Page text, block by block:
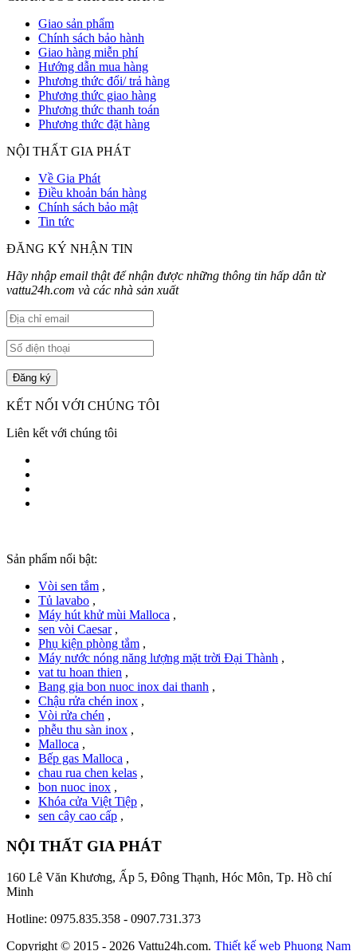
Giao sản phẩm
Chính sách bảo hành
Giao hàng miễn phí
Hướng dẫn mua hàng
Phương thức đổi/ trả hàng
Phương thức giao hàng
Phương thức thanh toán
Phương thức đặt hàng
NỘI THẤT GIA PHÁT
Về Gia Phát
Điều khoản bán hàng
Chính sách bảo mật
Tin tức
ĐĂNG KÝ NHẬN TIN
Hãy nhập email thật để nhận được những thông tin hấp dẫn từ
vattu24h.com và các nhà sản xuất
KẾT NỐI VỚI CHÚNG TÔI
Liên kết với chúng tôi
Sản phẩm nổi bật:
Vòi sen tắm ,
Tủ lavabo ,
Máy hút khử mùi Malloca ,
sen vòi Caesar,
Phụ kiện phòng tắm ,
Máy nước nóng năng lượng mặt trời Đại Thành ,
vat tu hoan thien ,
Bang gia bon nuoc inox dai thanh ,
Chậu rửa chén inox ,
Vòi rửa chén ,
phễu thu sàn inox ,
Malloca ,
Bếp gas Malloca ,
chau rua chen kelas ,
bon nuoc inox ,
Khóa cửa Việt Tiệp ,
sen cây cao cấp ,
NỘI THẤT GIA PHÁT
160 Lê Văn Khương, Ấp 5, Đông Thạnh, Hóc Môn, Tp. Hồ chí
Minh
Hotline: 0975.835.358 - 0907.731.373
Copyright © 2015 - 2026 Vattu24h.com. Thiết kế web Phuong Nam